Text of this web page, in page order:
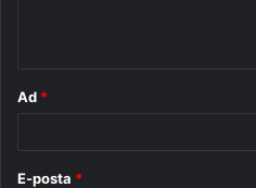
Ad *
E-posta *